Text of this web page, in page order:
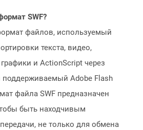
SWF?
файлов, используемый
текста, видео,
и ActionScript через
поддерживаемый Adobe Flash
файла SWF предназначен
быть находчивым
не только для обмена